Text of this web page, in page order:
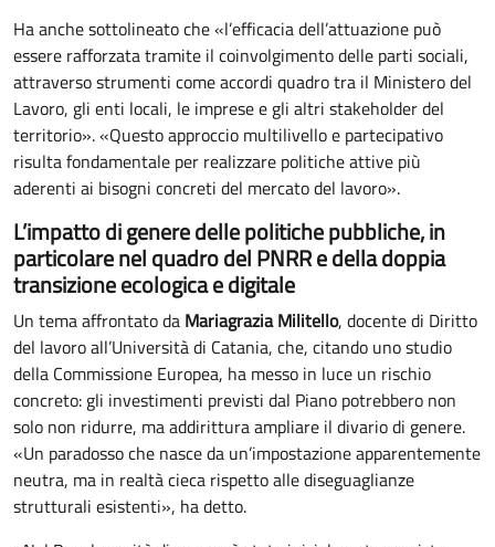
Ha anche sottolineato che «l’efficacia dell’attuazione può
essere rafforzata tramite il coinvolgimento delle parti sociali,
attraverso strumenti come accordi quadro tra il Ministero del
Lavoro, gli enti locali, le imprese e gli altri stakeholder del
territorio». «Questo approccio multilivello e partecipativo
risulta fondamentale per realizzare politiche attive più
aderenti ai bisogni concreti del mercato del lavoro».
L’impatto di genere delle politiche pubbliche, in
particolare nel quadro del PNRR e della doppia
transizione ecologica e digitale
Un tema affrontato da Mariagrazia Militello, docente di Diritto
del lavoro all’Università di Catania, che, citando uno studio
della Commissione Europea, ha messo in luce un rischio
concreto: gli investimenti previsti dal Piano potrebbero non
solo non ridurre, ma addirittura ampliare il divario di genere.
«Un paradosso che nasce da un’impostazione apparentemente
neutra, ma in realtà cieca rispetto alle diseguaglianze
strutturali esistenti», ha detto.